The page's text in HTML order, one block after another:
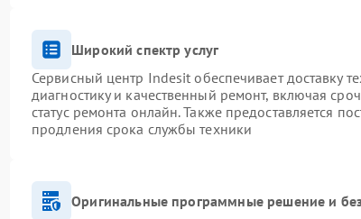
Широкий спектр услуг
Сервисный центр Indesit обеспечивает доставку
диагностику и качественный ремонт, включая
статус ремонта онлайн. Также предоставляется
продления срока службы техники
Оригинальные программные решение и